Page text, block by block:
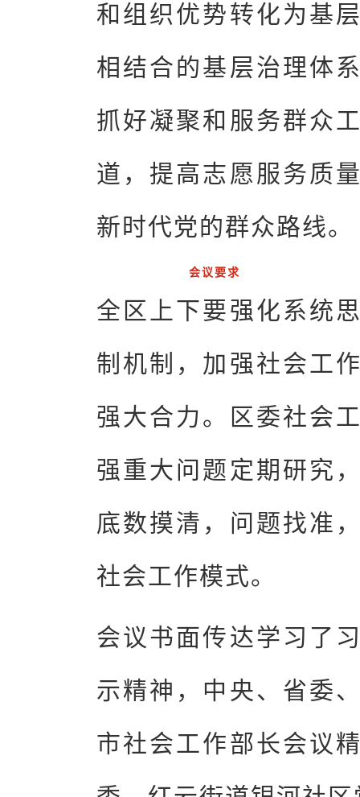
和组织优势转化为基
相结合的基层治理体
抓好凝聚和服务群众
道，提高志愿服务质
新时代党的群众路线。
会议要求
全区上下要强化系统
制机制，加强社会工
强大合力。区委社会
强重大问题定期研究
底数摸清，问题找准
社会工作模式。
会议书面传达学习了
示精神，中央、省委
市社会工作部长会议